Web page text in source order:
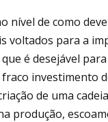
nível de como
voltados para a
é desejável
investimento
de uma
produção,